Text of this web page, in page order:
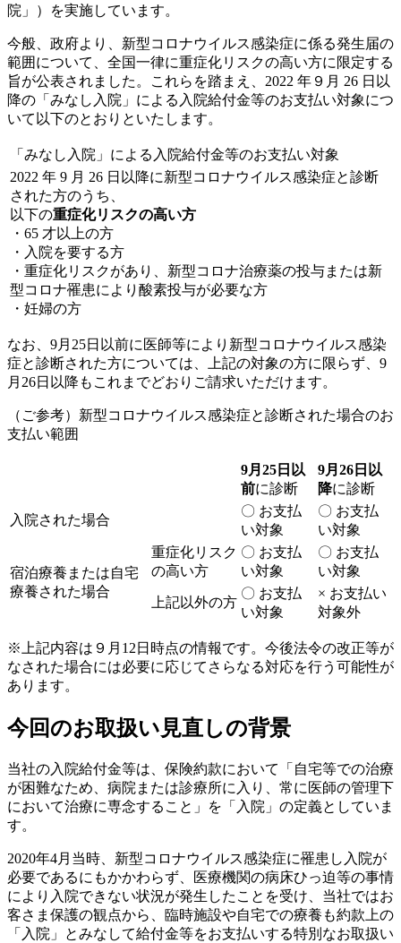
院」）を実施しています。
今般、政府より、新型コロナウイルス感染症に係る発生届の
範囲について、全国一律に重症化リスクの高い方に限定する
旨が公表されました。これらを踏まえ、2022 年９月 26 日以
降の「みなし入院」による入院給付金等のお支払い対象につ
いて以下のとおりといたします。
「みなし入院」による入院給付金等のお支払い対象
2022 年 9 月 26 日以降に新型コロナウイルス感染症と診断
された方のうち、
以下の重症化リスクの高い方
・65 才以上の方
・入院を要する方
・重症化リスクがあり、新型コロナ治療薬の投与または新
型コロナ罹患により酸素投与が必要な方
・妊婦の方
なお、9月25日以前に医師等により新型コロナウイルス感染
症と診断された方については、上記の対象の方に限らず、9
月26日以降もこれまでどおりご請求いただけます。
（ご参考）新型コロナウイルス感染症と診断された場合のお
支払い範囲
9月25日以
前に診断
9月26日以
降に診断
入院された場合
〇 お支払
い対象
〇 お支払
い対象
宿泊療養または自宅
療養された場合
重症化リスク
の高い方
〇 お支払
い対象
〇 お支払
い対象
上記以外の方
〇 お支払
い対象
× お支払い
対象外
※上記内容は９月12日時点の情報です。今後法令の改正等が
なされた場合には必要に応じてさらなる対応を行う可能性が
あります。
今回のお取扱い見直しの背景
当社の入院給付金等は、保険約款において「自宅等での治療
が困難なため、病院または診療所に入り、常に医師の管理下
において治療に専念すること」を「入院」の定義としていま
す。
2020年4月当時、新型コロナウイルス感染症に罹患し入院が
必要であるにもかかわらず、医療機関の病床ひっ迫等の事情
により入院できない状況が発生したことを受け、当社ではお
客さま保護の観点から、臨時施設や自宅での療養も約款上の
「入院」とみなして給付金等をお支払いする特別なお取扱い